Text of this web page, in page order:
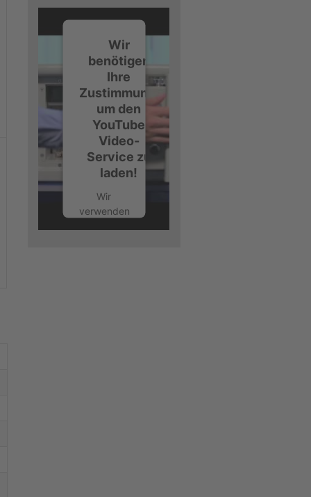
Wir
benötigen
Ihre
Zustimmung,
um den
YouTube
Video-
Service zu
laden!
Wir
verwenden